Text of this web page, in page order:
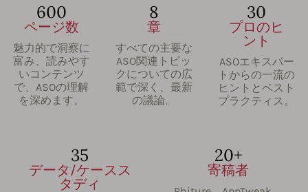
600
ページ数
魅力的で洞察に
富み、読みやす
いコンテンツ
で、ASOの理解
を深めます。
8
章
すべての主要な
ASO関連トピッ
クについての広
範で深く、最新
の議論。
30
プロのヒ
ント
ASOエキスパー
トからの一流の
ヒントとベスト
プラクティス。
35
データ/ケースス
タディ
20+
寄稿者